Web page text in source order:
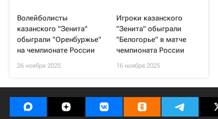
Волейболисты
казанского "Зенита"
обыграли "Оренбуржье"
на чемпионате России
26 ноября 2025
Игроки казанского
"Зенита" обыграли
"Белогорье" в матче
чемпионата России
16 ноября 2025